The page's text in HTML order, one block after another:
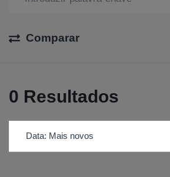
Comparar
0 Resultados
Data: Mais novos